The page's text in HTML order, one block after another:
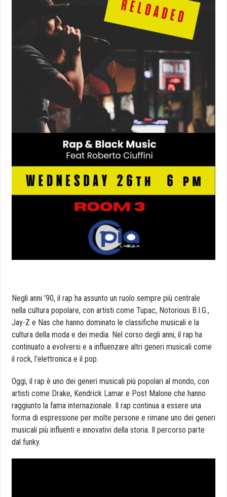
Negli anni ’90, il rap ha assunto un ruolo sempre più centrale
nella cultura popolare, con artisti come Tupac, Notorious B.I.G.,
Jay-Z e Nas che hanno dominato le classifiche musicali e la
cultura della moda e dei media. Nel corso degli anni, il rap ha
continuato a evolversi e a influenzare altri generi musicali come
il rock, l’elettronica e il pop.
Oggi, il rap è uno dei generi musicali più popolari al mondo, con
artisti come Drake, Kendrick Lamar e Post Malone che hanno
raggiunto la fama internazionale. Il rap continua a essere una
forma di espressione per molte persone e rimane uno dei generi
musicali più influenti e innovativi della storia. Il percorso parte
dal funky.